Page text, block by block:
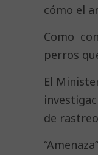
cómo el
Como
perros
El
de
“Amenaza”